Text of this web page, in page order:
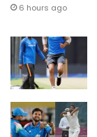
6 hours ago